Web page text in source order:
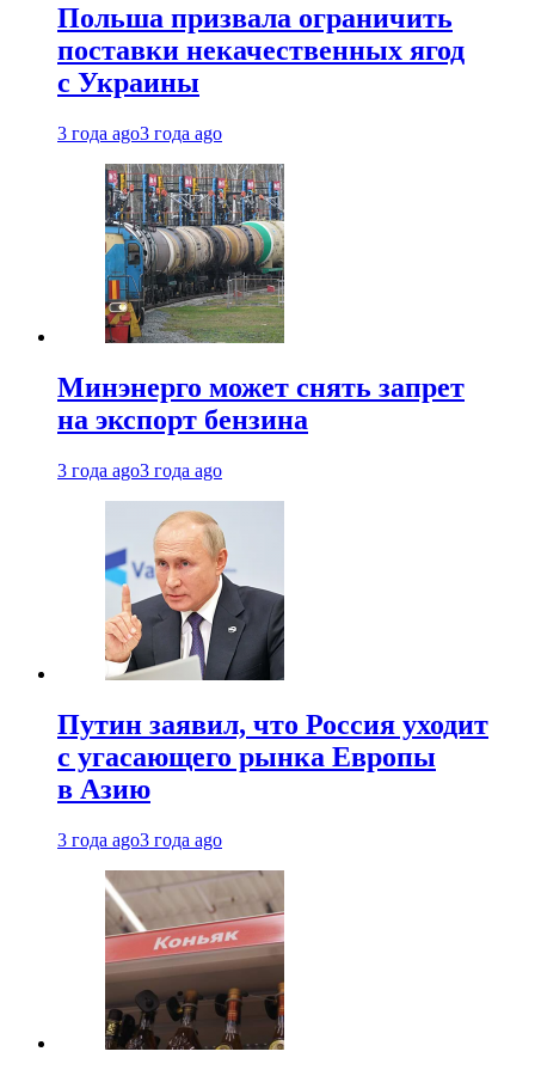
Польша призвала ограничить
поставки некачественных ягод
с Украины
3 года ago3 года ago
Минэнерго может снять запрет
на экспорт бензина
3 года ago3 года ago
Путин заявил, что Россия уходит
с угасающего рынка Европы
в Азию
3 года ago3 года ago